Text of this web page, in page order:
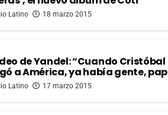
Latino 18 marzo 2015
de Yandel: “Cuando Cristóbal
a América, ya había gente,
Latino 17 marzo 2015